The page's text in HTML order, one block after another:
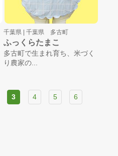
千葉県 | 千葉県 多古町
ふっくらたまこ
多古町で生まれ育ち、米づく
り農家の...
3 4 5 6